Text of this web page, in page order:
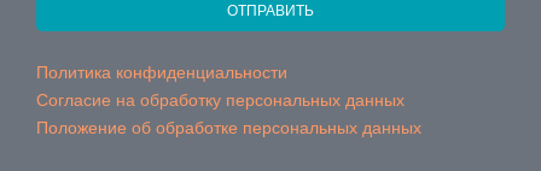
ОТПРАВИТЬ
Политика конфиденциальности
Согласие на обработку персональных данных
Положение об обработке персональных данных